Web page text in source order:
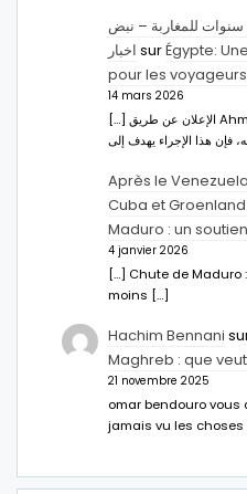
للمغاربة – نبض
اخبار surÉgypte:
pour les
14 mars 2026
[…] الإعلان عن طريق Ahmed Abdel-Latifسفير مصر بالرباط.
Après le
Cuba et
Maduro : un
4 janvier 2026
[…] Chute de Maduro
moins […]
Hachim Bennani
Maghreb : que
21 novembre 2025
omar bendouro vous
jamais vu les